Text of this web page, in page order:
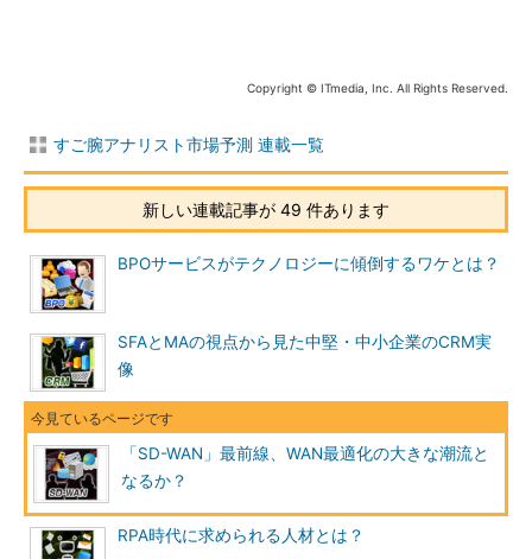
Copyright © ITmedia, Inc. All Rights Reserved.
すご腕アナリスト市場予測 連載一覧
新しい連載記事が 49 件あります
BPOサービスがテクノロジーに傾倒するワケとは？
SFAとMAの視点から見た中堅・中小企業のCRM実
像
「SD-WAN」最前線、WAN最適化の大きな潮流と
なるか？
RPA時代に求められる人材とは？